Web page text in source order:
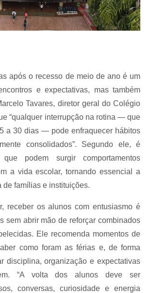
após o recesso de meio de ano é um
e expectativas, mas também
Tavares, diretor geral do Colégio
“qualquer interrupção na rotina — que
a 30 dias — pode enfraquecer hábitos
consolidados”. Segundo ele, é
podem surgir comportamentos
a vida escolar, tornando essencial a
de famílias e instituições.
receber os alunos com entusiasmo é
sem abrir mão de reforçar combinados
Ele recomenda momentos de
como foram as férias e, de forma
disciplina, organização e expectativas
“A volta dos alunos deve ser
conversas, curiosidade e energia